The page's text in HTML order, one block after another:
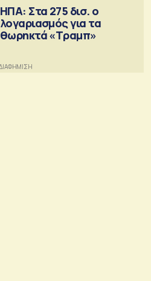
ΗΠΑ: Στα 275 δισ. ο
λογαριασμός για τα
θωρηκτά «Τραμπ»